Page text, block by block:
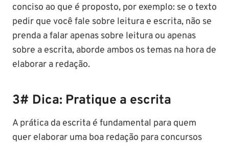
conciso ao que é proposto, por exemplo: se o texto
pedir que você fale sobre leitura e escrita, não se
prenda a falar apenas sobre leitura ou apenas
sobre a escrita, aborde ambos os temas na hora de
elaborar a redação.
3# Dica: Pratique a escrita
A prática da escrita é fundamental para quem
quer elaborar uma boa redação para concursos